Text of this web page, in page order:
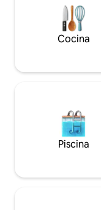
Cocina
Piscina